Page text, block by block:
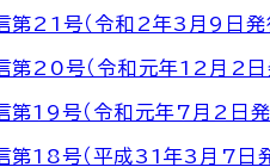
第21号（令和2年3月9日
第20号（令和元年12月2
第19号（令和元年7月2日
第18号（平成31年3月7日